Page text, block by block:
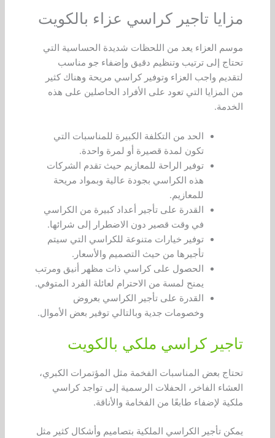
مزايا تاجير كراسي عزاء بالكويت
موسم العزاء يعد من اللحظات شديدة الحساسية التي
تحتاج إلى ترتيب وتنظيم دقيق وإضفاء جو مناسب
لتقديم واجب العزاء وتوفير كراسي مريحة وهناك كثير
من المزايا التي تعود على الأفراد الحاصلين على هذه
الخدمة.
الحد من التكلفة الكبيرة للمناسبات التي
تكون لمدة قصيرة أو لمرة واحدة.
توفير الراحة للمعازيم حيث تقدم الشركات
هذه الكراسي بجودة عالية وبمواد مريحة
للمعازيم.
القدرة على تأجير أعداد كبيرة من الكراسي
في وقت قصير دون الاضطرار إلى شرائها.
توفير خيارات متنوعة للكراسي التي سيتم
تأجيرها من حيث التصميم والأسعار.
الحصول على كراسي ذات مظهر أنيق ومرتب
يمنح لمسة من الاحترام لعائلة الفرد المتوفي.
القدرة على تأجير الكراسي بعروض
وخصومات جدية وبالتالي توفير بعض الأموال.
تاجير كراسي ملكي بالكويت
تحتاج بعض المناسبات الفخمة مثل المؤتمرات الكبري،
العشاء الفاخر، الحفلات الرسمية إلى تواجد كراسي
ملكية لإضفاء طابعًا من الفخامة والأناقة.
يمكن تأجير الكراسي الملكية بتصاميم وأشكال كثير مثل